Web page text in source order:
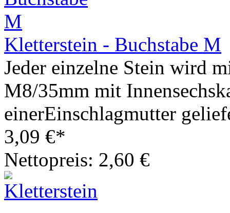
Kletterstein - Buchstabe M
Jeder einzelne Stein wird
M8/35mm mit
einerEinschlagmutter
3,09 €*
Nettopreis: 2,60 €